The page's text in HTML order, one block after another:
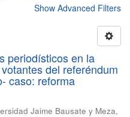
Show Advanced Filters
periodísticos en la
del referéndum
caso: reforma
Jaime Bausate y Meza,